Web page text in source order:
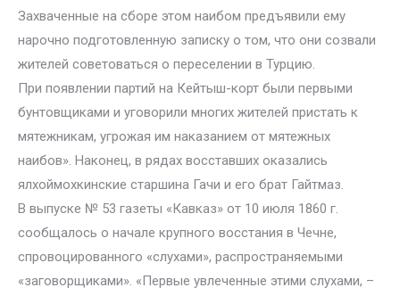
Захваченные на сборе этом наибом предъявили ему
нарочно подготовленную записку о том, что они созвали
жителей советоваться о переселении в Турцию.
При появлении партий на Кейтыш-корт были первыми
бунтовщиками и уговорили многих жителей пристать к
мятежникам, угрожая им наказанием от мятежных
наибов». Наконец, в рядах восставших оказались
ялхоймохкинские старшина Гачи и его брат Гайтмаз.
В выпуске № 53 газеты «Кавказ» от 10 июля 1860 г.
сообщалось о начале крупного восстания в Чечне,
спровоцированного «слухами», распространяемыми
«заговорщиками». «Первые увлеченные этими слухами, –